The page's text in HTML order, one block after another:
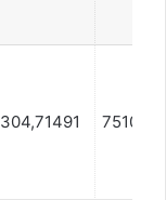
304,71491 751026